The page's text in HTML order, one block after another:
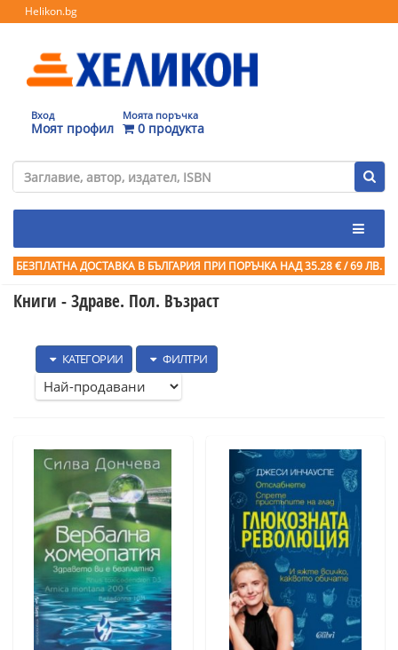
Helikon.bg
Вход
Моят профил
Моята поръчка
0 продукта
БЕЗПЛАТНА ДОСТАВКА В БЪЛГАРИЯ ПРИ ПОРЪЧКА НАД 35.28 € / 69 ЛВ.
Книги - Здраве. Пол. Възраст
КАТЕГОРИИ ФИЛТРИ